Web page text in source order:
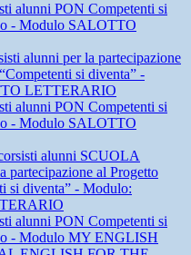
alunni PON Competenti si
- Modulo SALOTTO
alunni per la partecipazione
si diventa” -
LETTERARIO
alunni PON Competenti si
- Modulo SALOTTO
alunni SCUOLA
al Progetto
si diventa” - Modulo:
alunni PON Competenti si
- Modulo MY ENGLISH